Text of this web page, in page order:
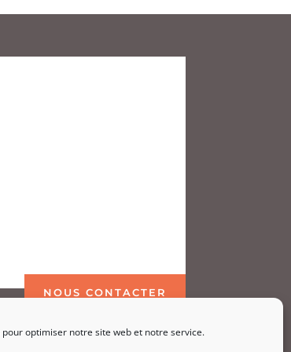
pour optimiser notre site web et notre service.
NOUS CONTACTER